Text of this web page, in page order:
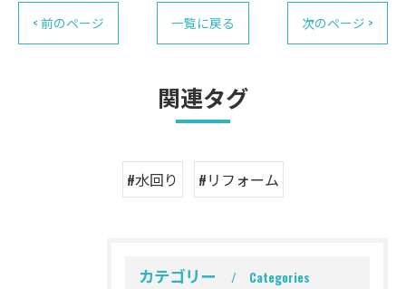
< 前のページ 一覧に戻る 次のページ >
関連タグ
#水回り #リフォーム
カテゴリー Categories